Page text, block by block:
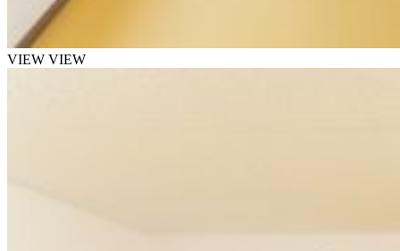
VIEW VIEW